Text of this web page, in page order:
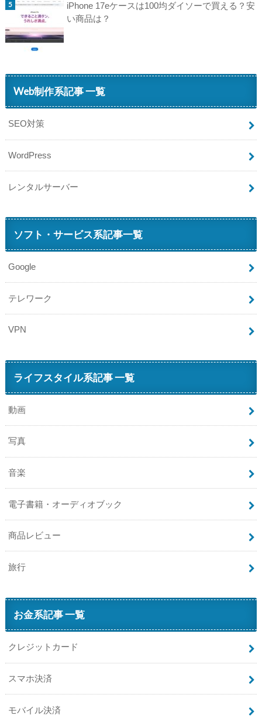
iPhone 17eケースは100均ダイソーで買える？安
い商品は？
Web制作系記事 一覧
SEO対策
WordPress
レンタルサーバー
ソフト・サービス系記事一覧
Google
テレワーク
VPN
ライフスタイル系記事 一覧
動画
写真
音楽
電子書籍・オーディオブック
商品レビュー
旅行
お金系記事 一覧
クレジットカード
スマホ決済
モバイル決済